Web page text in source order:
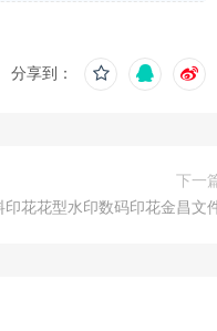
分享到：
下一
印花花型水印数码印花金昌文